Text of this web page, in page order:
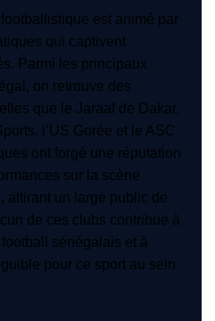
est animé par
qui captivent
Parmi les principaux
on retrouve des
que le Jaraaf de Dakar,
l’US Gorée et le ASC
ont forgé une réputation
sur la scène
attirant un large public de
de ces clubs contribue à
sénégalais et à
pour ce sport au sein